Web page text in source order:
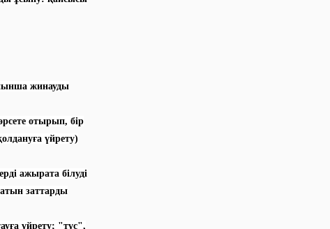
жинауды
отырып, бір
үйрету)
ажырата білуді
заттарды
үйрету; "түс",